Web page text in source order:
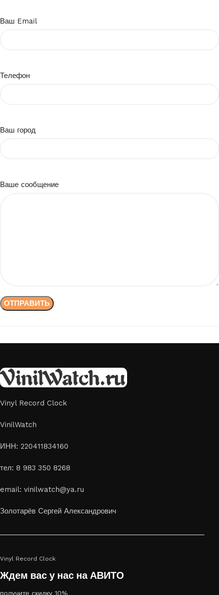
Ваш Email
Телефон
Ваш город
Ваше сообщение
Vinyl Record Clock
VinilWatch
ИНН: 220411834160
тел: 8 983 350 8268
email: vinilwatch@ya.ru
Золотарёв Сергей Александрович
Vinyl Record Clock
Ждем вас у нас на АВИТО
получите скидку 10%